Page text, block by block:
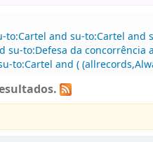
and su-to:Cartel
to:Defesa da
to:Cartel and (